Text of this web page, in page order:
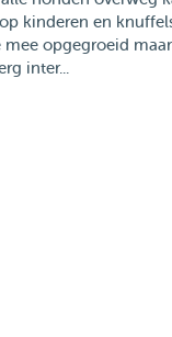
kinderen en
mee opgegroeid
inter...